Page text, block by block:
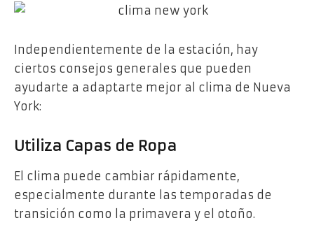
Independientemente de la estación, hay
ciertos consejos generales que pueden
ayudarte a adaptarte mejor al clima de Nueva
York:
Utiliza Capas de Ropa
El clima puede cambiar rápidamente,
especialmente durante las temporadas de
transición como la primavera y el otoño.